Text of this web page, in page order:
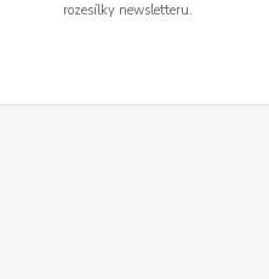
rozesílky newsletteru.